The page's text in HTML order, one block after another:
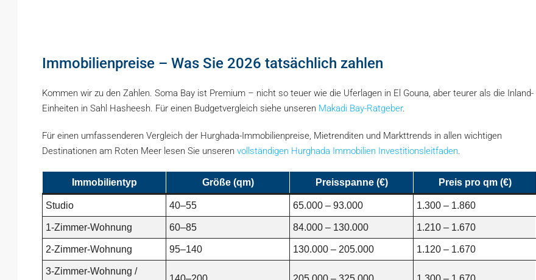
Immobilienpreise – Was Sie 2026 tatsächlich zahlen
Kommen wir zu den Zahlen. Soma Bay ist Premium – nicht so teuer wie die Uferlagen in El Gouna, aber teurer als die Inland-
Einheiten in Sahl Hasheesh. Für einen Budgetvergleich siehe unseren Makadi Bay-Ratgeber.
Für einen umfassenderen Vergleich der Hurghada-Immobilienpreise, Mietrenditen und Markttrends in allen wichtigen
Destinationen am Roten Meer lesen Sie unseren vollständigen Hurghada Immobilien Investitionsleitfaden.
Immobilientyp Größe (qm) Preisspanne (€) Preis pro qm (€)
Studio 40–55 65.000 – 93.000 1.300 – 1.860
1-Zimmer-Wohnung 60–85 84.000 – 130.000 1.210 – 1.670
2-Zimmer-Wohnung 95–140 130.000 – 205.000 1.120 – 1.670
3-Zimmer-Wohnung /